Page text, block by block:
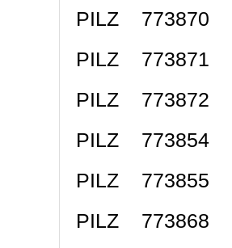
PILZ 773870
PILZ 773871
PILZ 773872
PILZ 773854
PILZ 773855
PILZ 773868